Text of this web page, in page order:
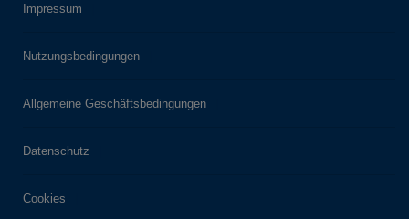
Impressum
Nutzungsbedingungen
Allgemeine Geschäftsbedingungen
Datenschutz
Cookies